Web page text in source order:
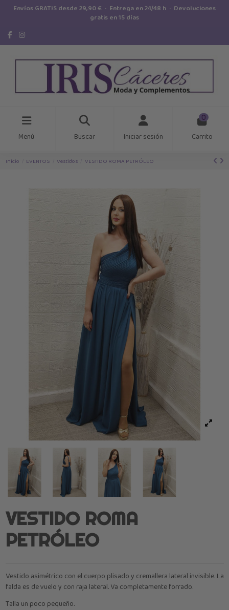
Envíos GRATIS desde 29,90 € · Entrega en 24/48 h · Devoluciones
gratis en 15 días
Menú Buscar Iniciar sesión
0
Carrito
Inicio EVENTOS Vestidos VESTIDO ROMA PETRÓLEO
VESTIDO ROMA
PETRÓLEO
Vestido asimétrico con el cuerpo plisado y cremallera lateral invisible. La
falda es de vuelo y con raja lateral. Va completamente forrado.
Talla un poco pequeño.